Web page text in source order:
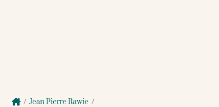
/ Jean Pierre Rawie /